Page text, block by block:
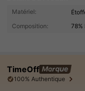
Matériel:
Composition:
78%
TimeOff
100% Authentique